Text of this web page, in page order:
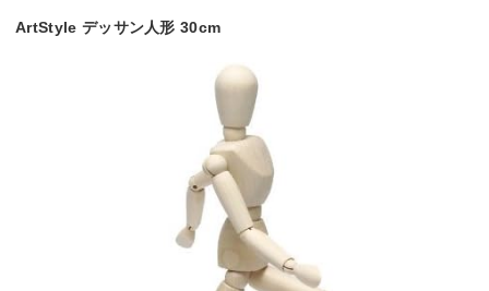
ArtStyle デッサン人形 30cm